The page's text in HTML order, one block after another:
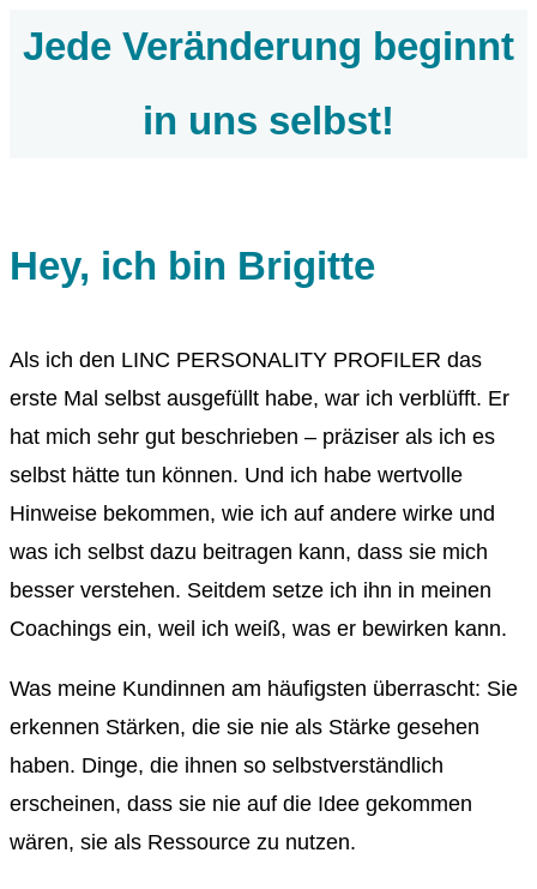
Jede Veränderung beginnt
in uns selbst!
Hey, ich bin Brigitte
Als ich den LINC PERSONALITY PROFILER das
erste Mal selbst ausgefüllt habe, war ich verblüfft. Er
hat mich sehr gut beschrieben – präziser als ich es
selbst hätte tun können. Und ich habe wertvolle
Hinweise bekommen, wie ich auf andere wirke und
was ich selbst dazu beitragen kann, dass sie mich
besser verstehen. Seitdem setze ich ihn in meinen
Coachings ein, weil ich weiß, was er bewirken kann.
Was meine Kundinnen am häufigsten überrascht: Sie
erkennen Stärken, die sie nie als Stärke gesehen
haben. Dinge, die ihnen so selbstverständlich
erscheinen, dass sie nie auf die Idee gekommen
wären, sie als Ressource zu nutzen.